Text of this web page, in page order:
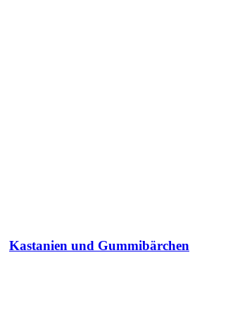
Kastanien und Gummibärchen